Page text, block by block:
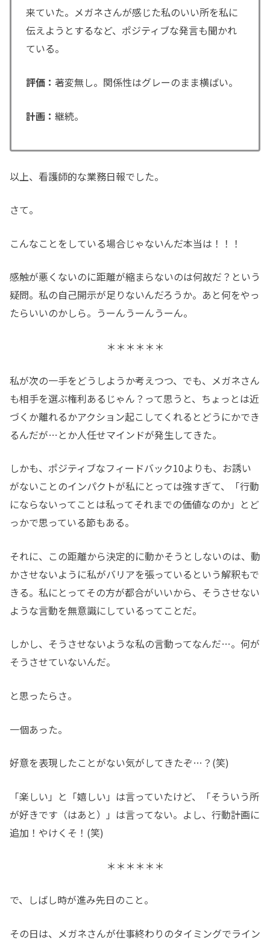
来ていた。メガネさんが感じた私のいい所を私に
伝えようとするなど、ポジティブな発言も聞かれ
ている。
評価： 著変無し。関係性はグレーのまま横ばい。
計画： 継続。
以上、看護師的な業務日報でした。
さて。
こんなことをしている場合じゃないんだ本当は！！！
感触が悪くないのに距離が縮まらないのは何故だ？という
疑問。私の自己開示が足りないんだろうか。あと何をやっ
たらいいのかしら。うーんうーんうーん。
＊＊＊＊＊＊
私が次の一手をどうしようか考えつつ、でも、メガネさん
も相手を選ぶ権利あるじゃん？って思うと、ちょっとは近
づくか離れるかアクション起こしてくれるとどうにかでき
るんだが…とか人任せマインドが発生してきた。
しかも、ポジティブなフィードバック10よりも、お誘い
がないことのインパクトが私にとっては強すぎて、「行動
にならないってことは私ってそれまでの価値なのか」とど
っかで思っている節もある。
それに、この距離から決定的に動かそうとしないのは、動
かさせないように私がバリアを張っているという解釈もで
きる。私にとってその方が都合がいいから、そうさせない
ような言動を無意識にしているってことだ。
しかし、そうさせないような私の言動ってなんだ…。何が
そうさせていないんだ。
と思ったらさ。
一個あった。
好意を表現したことがない気がしてきたぞ…？(笑)
「楽しい」と「嬉しい」は言っていたけど、「そういう所
が好きです（はあと）」は言ってない。よし、行動計画に
追加！やけくそ！(笑)
＊＊＊＊＊＊
で、しばし時が進み先日のこと。
その日は、メガネさんが仕事終わりのタイミングでライン